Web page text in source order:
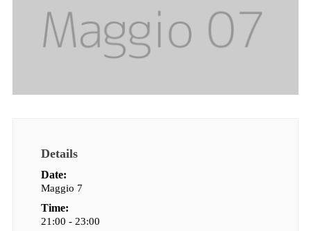
Details
Date:
Maggio 7
Time:
21:00 - 23:00